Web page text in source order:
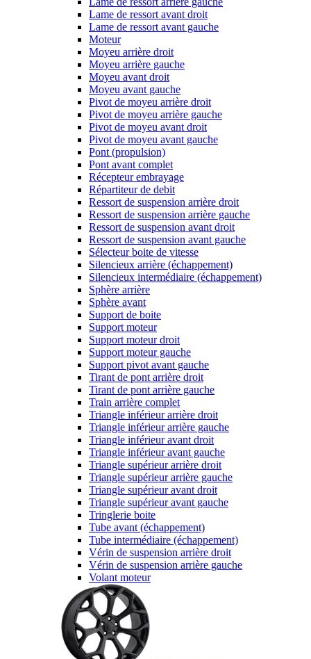
Lame de ressort avant droit
Lame de ressort avant gauche
Moteur
Moyeu arrière droit
Moyeu arrière gauche
Moyeu avant droit
Moyeu avant gauche
Pivot de moyeu arrière droit
Pivot de moyeu arrière gauche
Pivot de moyeu avant droit
Pivot de moyeu avant gauche
Pont (propulsion)
Pont avant complet
Récepteur embrayage
Répartiteur de debit
Ressort de suspension arrière droit
Ressort de suspension arrière gauche
Ressort de suspension avant droit
Ressort de suspension avant gauche
Sélecteur boite de vitesse
Silencieux arrière (échappement)
Silencieux intermédiaire (échappement)
Sphère arrière
Sphère avant
Support de boite
Support moteur
Support moteur droit
Support moteur gauche
Support pivot avant gauche
Tirant de pont arrière droit
Tirant de pont arrière gauche
Train arrière complet
Triangle inférieur arrière droit
Triangle inférieur arrière gauche
Triangle inférieur avant droit
Triangle inférieur avant gauche
Triangle supérieur arrière droit
Triangle supérieur arrière gauche
Triangle supérieur avant droit
Triangle supérieur avant gauche
Tringlerie boite
Tube avant (échappement)
Tube intermédiaire (échappement)
Vérin de suspension arrière droit
Vérin de suspension arrière gauche
Volant moteur